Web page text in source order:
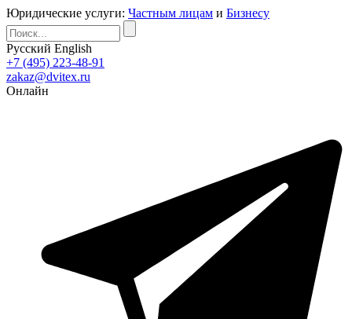
Юридические услуги: Частным лицам и Бизнесу
Русский English
+7 (495) 223-48-91
zakaz@dvitex.ru
Онлайн